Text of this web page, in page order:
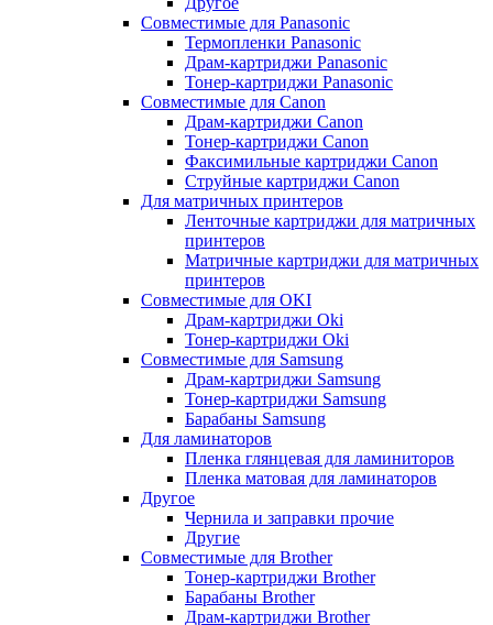
Совместимые для Panasonic
Термопленки Panasonic
Драм-картриджи Panasonic
Тонер-картриджи Panasonic
Совместимые для Canon
Драм-картриджи Canon
Тонер-картриджи Canon
Факсимильные картриджи Canon
Струйные картриджи Canon
Для матричных принтеров
Ленточные картриджи для матричных
принтеров
Матричные картриджи для матричных
принтеров
Совместимые для OKI
Драм-картриджи Oki
Тонер-картриджи Oki
Совместимые для Samsung
Драм-картриджи Samsung
Тонер-картриджи Samsung
Барабаны Samsung
Для ламинаторов
Пленка глянцевая для ламиниторов
Пленка матовая для ламинаторов
Другое
Чернила и заправки прочие
Другие
Совместимые для Brother
Тонер-картриджи Brother
Барабаны Brother
Драм-картриджи Brother